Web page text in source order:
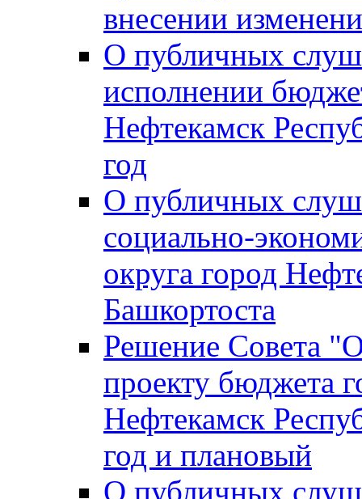
внесении
О публичных
исполнении
Нефтекамск
год
О публичных
социально-
округа город
Башкортоста
Решение Совета
проекту бюджета
Нефтекамск
год и плановый
О публичных